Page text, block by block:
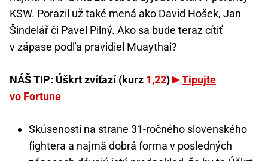
KSW. Porazil už také mená ako David Hošek, Jan
Šindelář či Pavel Pilný. Ako sa bude teraz cítiť
v zápase podľa pravidiel Muaythai?
NÁŠ TIP: Úškrt zvíťazí (kurz 1,22)
Tipujte
vo Fortune
Skúsenosti na strane 31-ročného slovenského
fightera a najmä dobrá forma v posledných